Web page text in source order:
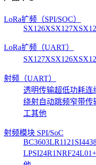
LoRa扩频（SPI/SOC）
SX126XSX127X
LoRa扩频（UART）
SX127XSX126X
射频（UART）
透明传输超低功耗连
绕射自动跳频窄带传
工其他
射频模块 SPI/SoC
BC3603LR1121
LPSI24R1NRF24L01+